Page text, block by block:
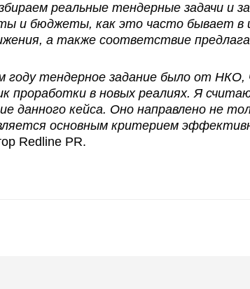
реальные тендерные задачи и
и бюджеты, как это часто бывает
, а также соответствие
году тендерное задание было от НКО,
проработки в новых реалиях. Я
данного кейса. Оно направлено не
основным критерием
Redline PR.